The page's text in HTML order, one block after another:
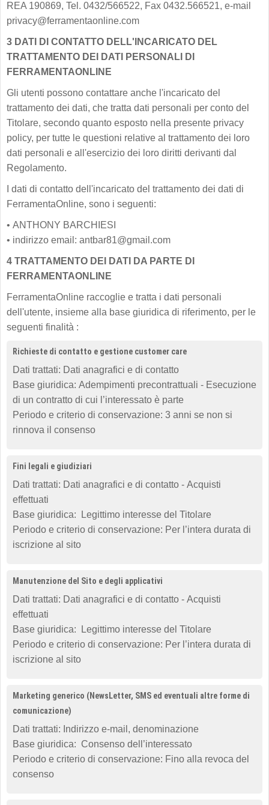
REA 190869, Tel. 0432/566522, Fax 0432.566521, e-mail
privacy@ferramentaonline.com
3 DATI DI CONTATTO DELL'INCARICATO DEL
TRATTAMENTO DEI DATI PERSONALI DI
FERRAMENTAONLINE
Gli utenti possono contattare anche l'incaricato del
trattamento dei dati, che tratta dati personali per conto del
Titolare, secondo quanto esposto nella presente privacy
policy, per tutte le questioni relative al trattamento dei loro
dati personali e all'esercizio dei loro diritti derivanti dal
Regolamento.
I dati di contatto dell'incaricato del trattamento dei dati di
FerramentaOnline, sono i seguenti:
• ANTHONY BARCHIESI
• indirizzo email: antbar81@gmail.com
4 TRATTAMENTO DEI DATI DA PARTE DI
FERRAMENTAONLINE
FerramentaOnline raccoglie e tratta i dati personali
dell'utente, insieme alla base giuridica di riferimento, per le
seguenti finalità :
Richieste di contatto e gestione customer care
Dati trattati: Dati anagrafici e di contatto
Base giuridica: Adempimenti precontrattuali - Esecuzione
di un contratto di cui l’interessato è parte
Periodo e criterio di conservazione: 3 anni se non si
rinnova il consenso
Fini legali e giudiziari
Dati trattati: Dati anagrafici e di contatto - Acquisti
effettuati
Base giuridica: Legittimo interesse del Titolare
Periodo e criterio di conservazione: Per l’intera durata di
iscrizione al sito
Manutenzione del Sito e degli applicativi
Dati trattati: Dati anagrafici e di contatto - Acquisti
effettuati
Base giuridica: Legittimo interesse del Titolare
Periodo e criterio di conservazione: Per l’intera durata di
iscrizione al sito
Marketing generico (NewsLetter, SMS ed eventuali altre forme di
comunicazione)
Dati trattati: Indirizzo e-mail, denominazione
Base giuridica: Consenso dell’interessato
Periodo e criterio di conservazione: Fino alla revoca del
consenso